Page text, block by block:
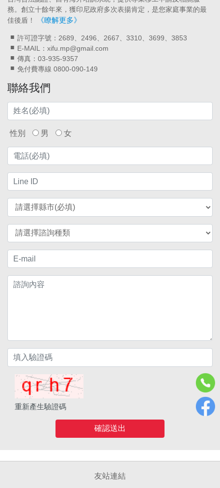
務。創立十餘年來，獲印尼政府多次表揚肯定，是您家庭事業的最
佳後盾！
《瞭解更多》
許可證字號：2689、2496、2667、3310、3699、3853
E-MAIL：xifu.mp@gmail.com
傳真：03-935-9357
免付費專線 0800-090-149
聯絡我們
性別 男 女
重新產生驗證碼
確認送出
友站連結